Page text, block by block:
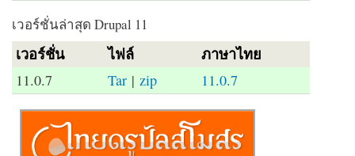
เวอร์ชั่นล่าสุด Drupal 11
เวอร์ชั่น ไฟล์ ภาษาไทย
11.0.7 Tar | zip 11.0.7